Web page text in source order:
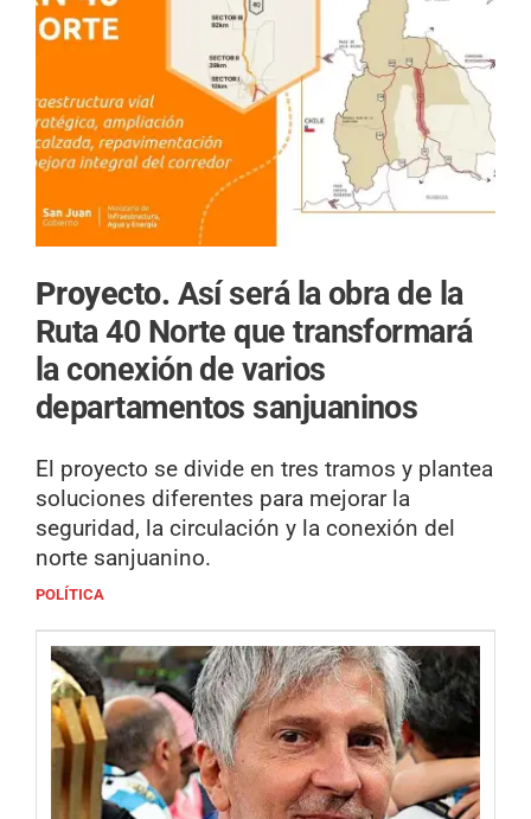
Proyecto. Así será la obra de la
Ruta 40 Norte que transformará
la conexión de varios
departamentos sanjuaninos
El proyecto se divide en tres tramos y plantea
soluciones diferentes para mejorar la
seguridad, la circulación y la conexión del
norte sanjuanino.
POLÍTICA